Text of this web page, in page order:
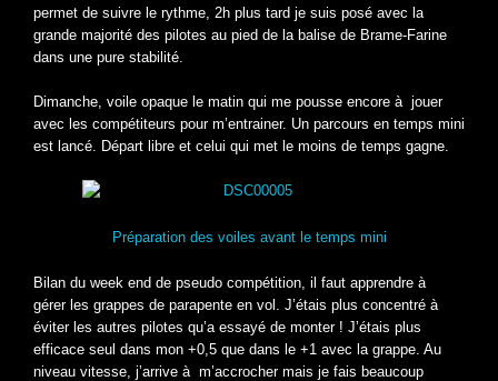
permet de suivre le rythme, 2h plus tard je suis posé avec la
grande majorité des pilotes au pied de la balise de Brame-Farine
dans une pure stabilité.
Dimanche, voile opaque le matin qui me pousse encore à jouer
avec les compétiteurs pour m’entrainer. Un parcours en temps mini
est lancé. Départ libre et celui qui met le moins de temps gagne.
Préparation des voiles avant le temps mini
Bilan du week end de pseudo compétition, il faut apprendre à
gérer les grappes de parapente en vol. J’étais plus concentré à
éviter les autres pilotes qu’a essayé de monter ! J’étais plus
efficace seul dans mon +0,5 que dans le +1 avec la grappe. Au
niveau vitesse, j’arrive à m’accrocher mais je fais beaucoup